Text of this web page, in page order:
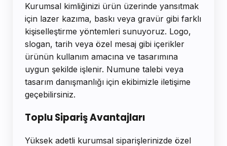
Kurumsal kimliğinizi ürün üzerinde yansıtmak
için lazer kazıma, baskı veya gravür gibi farklı
kişiselleştirme yöntemleri sunuyoruz. Logo,
slogan, tarih veya özel mesaj gibi içerikler
ürünün kullanım amacına ve tasarımına
uygun şekilde işlenir. Numune talebi veya
tasarım danışmanlığı için ekibimizle iletişime
geçebilirsiniz.
Toplu Sipariş Avantajları
Yüksek adetli kurumsal siparişlerinizde özel